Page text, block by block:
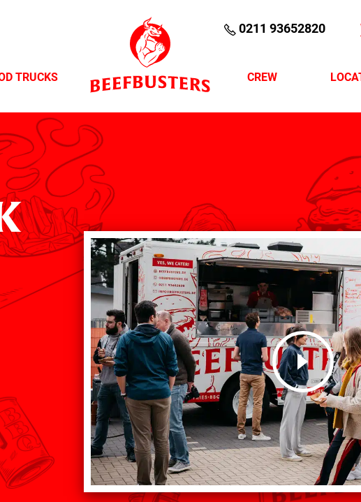
0211 93652820
TRUCKS CREW